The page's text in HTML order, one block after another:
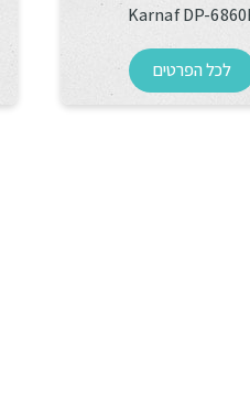
Karnaf DP-
לכל הפרטים